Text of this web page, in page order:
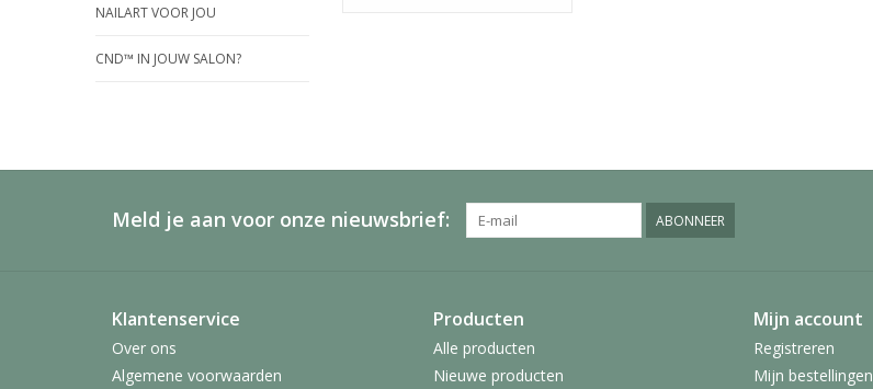
NAILART VOOR JOU
CND™ IN JOUW SALON?
Meld je aan voor onze nieuwsbrief: ABONNEER
Klantenservice
Over ons
Algemene voorwaarden
Producten
Alle producten
Nieuwe producten
Mijn account
Registreren
Mijn bestellingen